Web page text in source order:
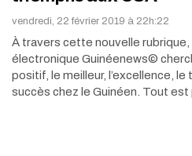
vendredi, 22 février 2019 à 22h:22
À travers cette nouvelle
électronique Guinéenews©
positif, le meilleur, l’excellence,
succès chez le Guinéen. Tout